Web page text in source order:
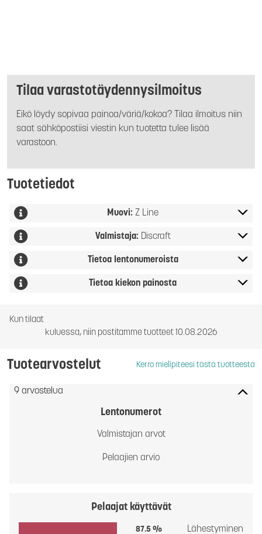
Tilaa varastotäydennysilmoitus
Eikö löydy sopivaa painoa/väriä/kokoa? Tilaa ilmoitus niin
saat sähköpostiisi viestin kun tuotetta tulee lisää
varastoon.
Tuotetiedot
Muovi: Z Line
Valmistaja: Discraft
Tietoa lentonumeroista
Tietoa kiekon painosta
Kun tilaat
kuluessa, niin postitamme tuotteet 10.08.2026
Tuotearvostelut Kerro mielipiteesi tästä tuotteesta
9 arvostelua
Lentonumerot
Valmistajan arvot
Pelaajien arvio
Pelaajat käyttävät
87.5 % Lähestyminen